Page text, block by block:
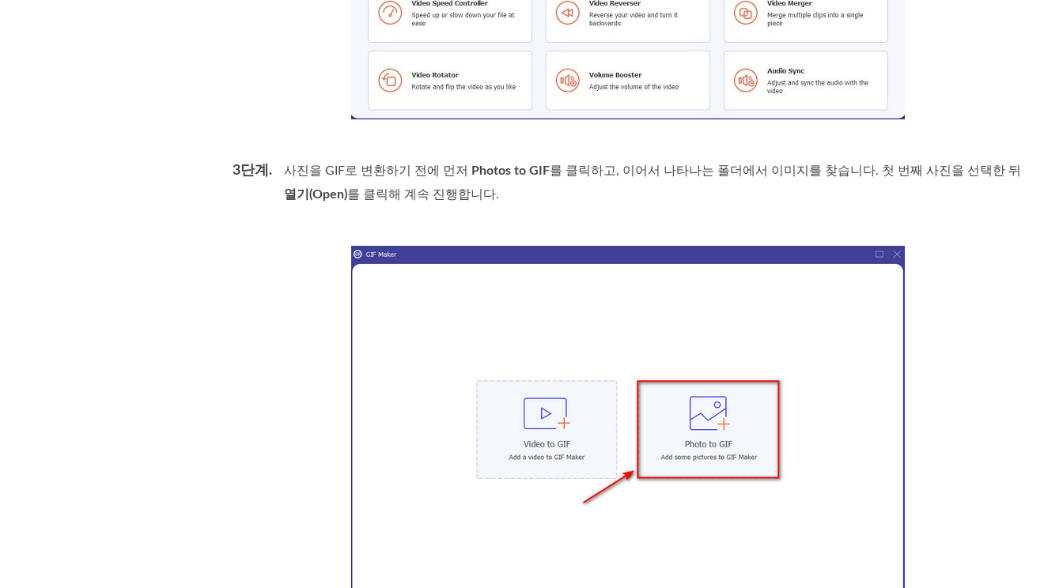
3단계. 사진을 GIF로 변환하기 전에 먼저 Photos to GIF를 클릭하고, 이어서 나타나는 폴더에서 이미지를 찾습니다. 첫 번째 사진을 선택한 뒤
열기(Open)를 클릭해 계속 진행합니다.